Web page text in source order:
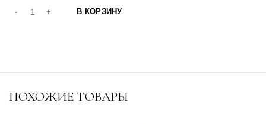
В КОРЗИНУ
ПОХОЖИЕ ТОВАРЫ